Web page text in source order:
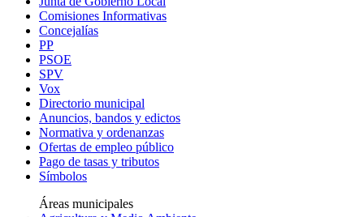
Comisiones Informativas
Concejalías
PP
PSOE
SPV
Vox
Directorio municipal
Anuncios, bandos y edictos
Normativa y ordenanzas
Ofertas de empleo público
Pago de tasas y tributos
Símbolos
Áreas municipales